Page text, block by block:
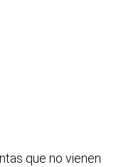
que no vienen